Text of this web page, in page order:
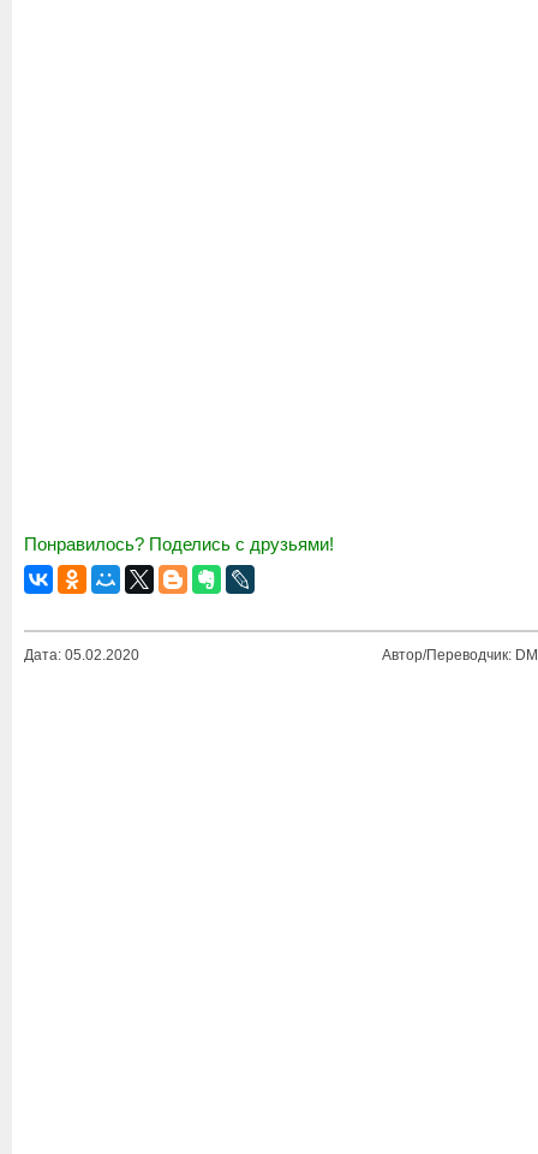
Понравилось? Поделись с друзьями!
Дата: 05.02.2020 Автор/Переводчик: DM